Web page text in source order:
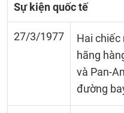
Sự kiện quốc tế
27/3/1977
Hai chiếc
hãng
và Pan-
đường